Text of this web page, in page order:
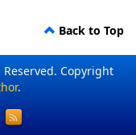
Back to Top
Reserved. Copyright
.